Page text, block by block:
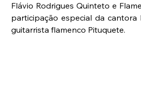
Flávio Rodrigues Quinteto e
participação especial da cantora
guitarrista flamenco Pituquete.